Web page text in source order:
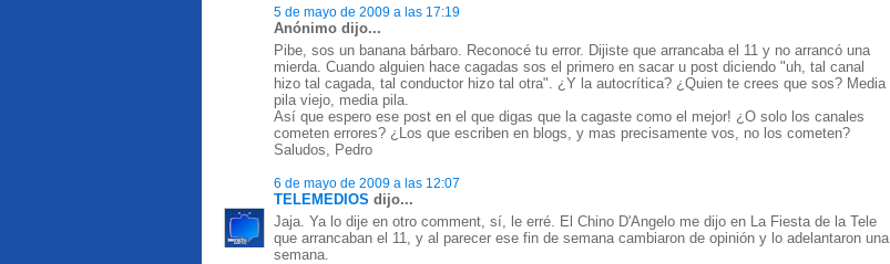
5 de mayo de 2009 a las 17:19
Anónimo dijo...
Pibe, sos un banana bárbaro. Reconocé tu error. Dijiste que arrancaba el 11 y no arrancó una
mierda. Cuando alguien hace cagadas sos el primero en sacar u post diciendo "uh, tal canal
hizo tal cagada, tal conductor hizo tal otra". ¿Y la autocrítica? ¿Quien te crees que sos? Media
pila viejo, media pila.
Así que espero ese post en el que digas que la cagaste como el mejor! ¿O solo los canales
cometen errores? ¿Los que escriben en blogs, y mas precisamente vos, no los cometen?
Saludos, Pedro
6 de mayo de 2009 a las 12:07
TELEMEDIOS dijo...
Jaja. Ya lo dije en otro comment, sí, le erré. El Chino D'Angelo me dijo en La Fiesta de la Tele
que arrancaban el 11, y al parecer ese fin de semana cambiaron de opinión y lo adelantaron una
semana.